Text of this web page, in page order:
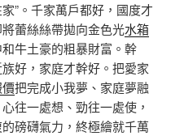
”。千家萬戶都好，國度才
蕾絲絲帶拋向金色光水箱
牛土豪的粗暴財富。幹
好，家庭才幹好。把愛家
把完成小我夢、家庭夢融
往一處想、勁往一處使，
磅礴氣力，終極繪就千萬